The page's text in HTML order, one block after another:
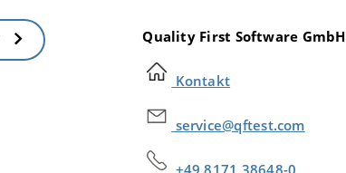
Quality First Software GmbH
Kontakt
service@qftest.com
+49 8171 38648-0